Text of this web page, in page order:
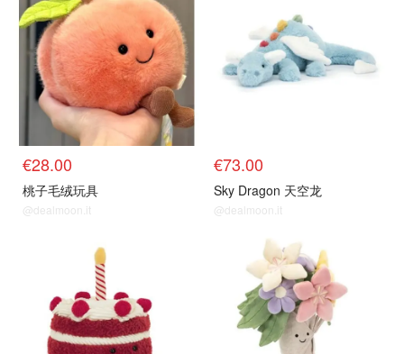
€28.00
桃子毛绒玩具
@dealmoon.it
€73.00
Sky Dragon 天空龙
@dealmoon.it